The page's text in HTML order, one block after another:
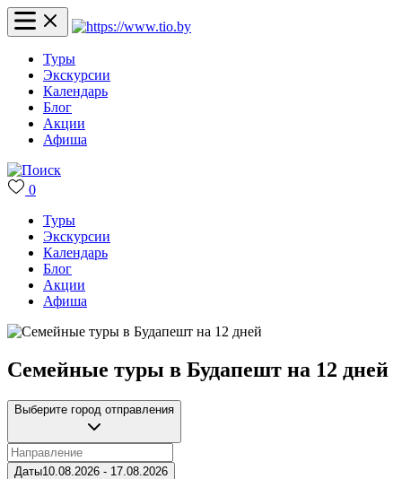
Туры
Экскурсии
Календарь
Блог
Акции
Афиша
0
Туры
Экскурсии
Календарь
Блог
Акции
Афиша
Семейные туры в Будапешт на 12 дней
Выберите город отправления
Даты10.08.2026 - 17.08.2026